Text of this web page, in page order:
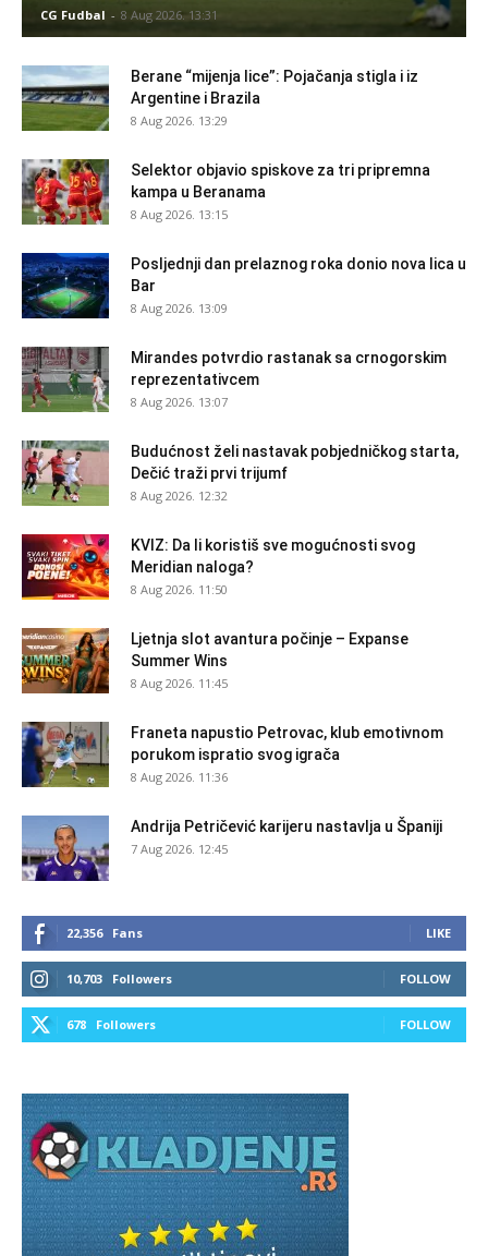
CG Fudbal - 8 Aug 2026. 13:31
Berane “mijenja lice”: Pojačanja stigla i iz
Argentine i Brazila
8 Aug 2026. 13:29
Selektor objavio spiskove za tri pripremna
kampa u Beranama
8 Aug 2026. 13:15
Posljednji dan prelaznog roka donio nova lica u
Bar
8 Aug 2026. 13:09
Mirandes potvrdio rastanak sa crnogorskim
reprezentativcem
8 Aug 2026. 13:07
Budućnost želi nastavak pobjedničkog starta,
Dečić traži prvi trijumf
8 Aug 2026. 12:32
KVIZ: Da li koristiš sve mogućnosti svog
Meridian naloga?
8 Aug 2026. 11:50
Ljetnja slot avantura počinje – Expanse
Summer Wins
8 Aug 2026. 11:45
Franeta napustio Petrovac, klub emotivnom
porukom ispratio svog igrača
8 Aug 2026. 11:36
Andrija Petričević karijeru nastavlja u Španiji
7 Aug 2026. 12:45
22,356 Fans LIKE
10,703 Followers FOLLOW
678 Followers FOLLOW